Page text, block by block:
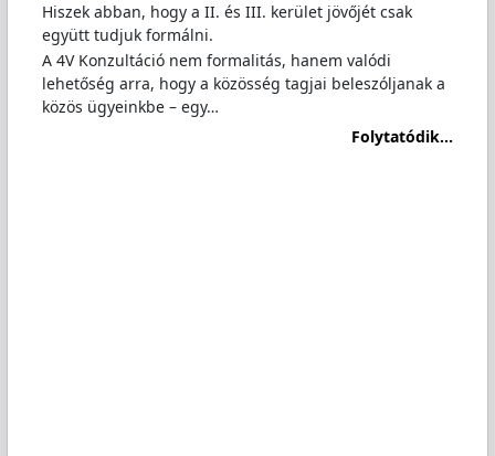
Hiszek abban, hogy a II. és III. kerület jövőjét csak
együtt tudjuk formálni.
A 4V Konzultáció nem formalitás, hanem valódi
lehetőség arra, hogy a közösség tagjai beleszóljanak a
közös ügyeinkbe – egy…
Folytatódik...